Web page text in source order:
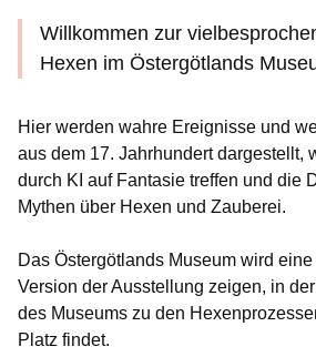
Willkommen zur
Hexen im Östergötlands
Hier werden wahre Ereignisse und
aus dem 17. Jahrhundert dargestellt,
durch KI auf Fantasie treffen und die
Mythen über Hexen und Zauberei.
Das Östergötlands Museum wird
Version der Ausstellung zeigen, in
des Museums zu den
Platz findet.